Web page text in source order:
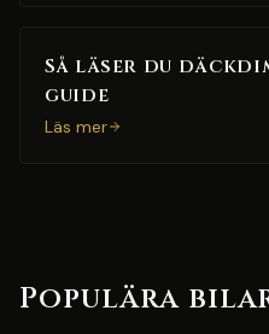
Så läser du
guide
Läs mer
Populära